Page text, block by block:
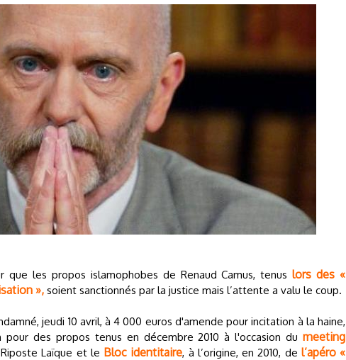
les propos islamophobes de Renaud Camus, tenuslors des «
», soient sanctionnés par la justice mais l’attente a valu le coup.
jeudi 10 avril, à 4 000 euros d'amende pour incitation à la haine,
des propos tenus en décembre 2010 à l'occasion du meeting
Laïque et le Bloc identitaire, à l’origine, en 2010, de l’apéro «